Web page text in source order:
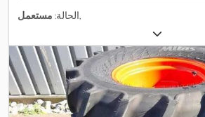
الحالة: مستعمل ,